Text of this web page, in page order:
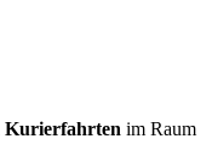
Kurierfahrten im Raum